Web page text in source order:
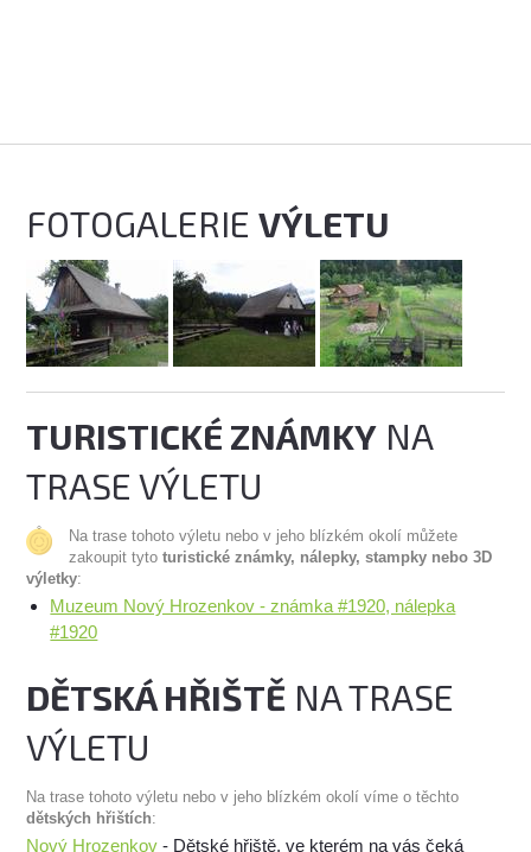
FOTOGALERIEVÝLETU
TURISTICKÉ ZNÁMKY NA
TRASE VÝLETU
Na trase tohoto výletu nebo v jeho blízkém okolí můžete
zakoupit tytoturistické známky, nálepky, stampky nebo 3D
výletky:
Muzeum Nový Hrozenkov - známka #1920, nálepka
#1920
DĚTSKÁ HŘIŠTĚ NA TRASE
VÝLETU
Na trase tohoto výletu nebo v jeho blízkém okolí víme o těchto
dětských hřištích:
Nový Hrozenkov - Dětské hřiště, ve kterém na vás čeká